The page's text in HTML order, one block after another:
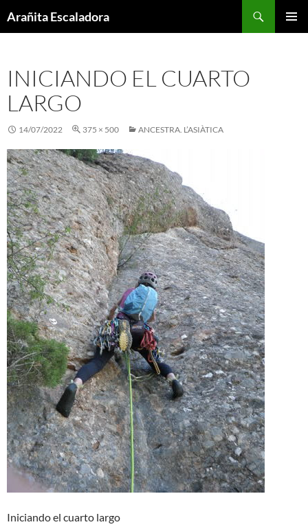
toArañita Escaladora
INICIANDO EL CUARTO
LARGO
14/07/2022 375 × 500 ANCESTRA. L’ASIÀTICA
Iniciando el cuarto largo